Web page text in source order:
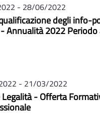
- 28/06/2022
degli info-
Annualità 2022
- 21/03/2022
- Offerta